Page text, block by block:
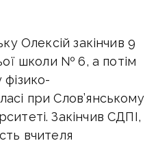
Олексій закінчив 9
школи № 6, а потім
при Слов’янському
Закінчив СДПІ,
вчителя